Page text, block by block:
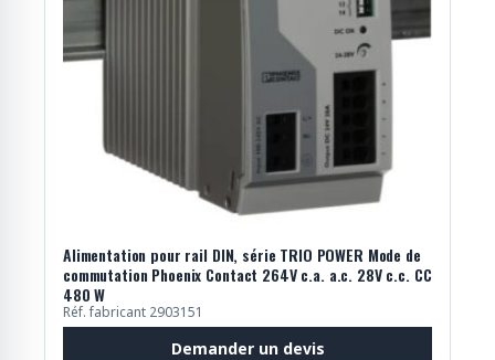
Alimentation pour rail DIN, série TRIO POWER Mode de
commutation Phoenix Contact 264V c.a. a.c. 28V c.c. CC
480 W
Réf. fabricant 2903151
Demander un devis